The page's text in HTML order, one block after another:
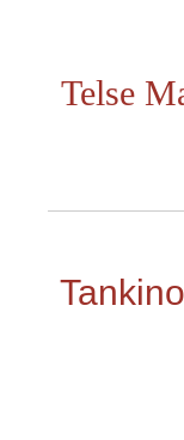
springenTelse